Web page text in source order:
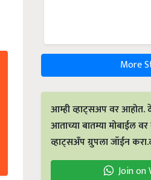
More
आम्ही व्हाट्सअप वर आहोत.
आताच्या बातम्या मोबाईल
व्हाट्सअँप ग्रुपला जॉईन
Join on